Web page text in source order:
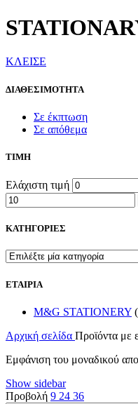
ΚΛΕΙΣΕ
ΔΙΑΘΕΣΙΜΟΤΗΤΑ
Σε έκπτωση
Σε απόθεμα
ΤΙΜΗ
Ελάχιστη τιμή
ΚΑΤΗΓΟΡΙΕΣ
ΕΤΑΙΡΙΑ
M&G STATIONERY
Αρχική σελίδα Προϊόντα με
Εμφάνιση του μοναδικού
Show sidebar
Προβολή 9 24 36